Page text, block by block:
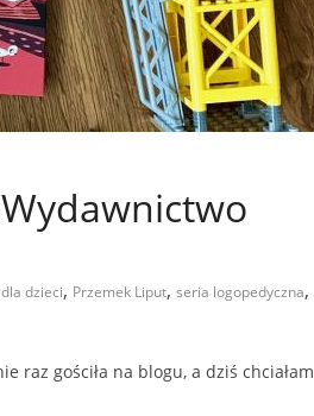
dzieci, Przemek Liput, seria logopedyczna,
raz gościła na blogu, a dziś chciałam